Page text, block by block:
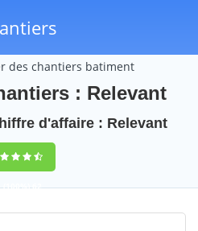
des chantiers batiment
: Relevant
d'affaire : Relevant
(100%)62
votes